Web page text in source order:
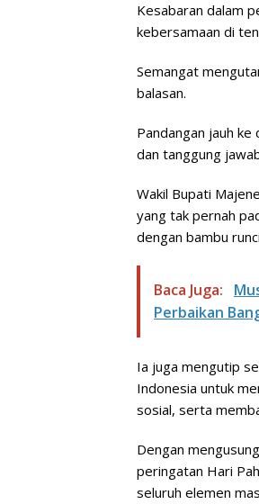
Kesabaran dalam
kebersamaan di
Semangat
balasan.
Pandangan jauh
dan tanggung
Wakil Bupati
yang tak pernah
dengan bambu
Baca Juga:
Perbaikan
Ia juga mengutip
Indonesia untuk
sosial, serta
Dengan
peringatan Hari
seluruh elemen